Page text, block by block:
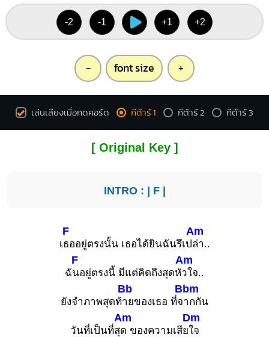
-2 -1 +1 +2
- font size +
เล่นเสียงเมื่อกดคอร์ด กีต้าร์ 1 กีต้าร์ 2 กีต้าร์ 3
[ Original Key ]
INTRO : | F|
เ
F
ธออยู่ตรงนั้น เธอได้ยินฉันรึเป
Am
ล่า..
ฉั
F
นอยู่ตรงนี้ มีแต่คิดถึงสุดหั
Am
วใจ..
ยังจำภาพสุดท้
Bb
ายของเธอ ที่จ
Bbm
ากกัน
วันที่เป็นที่สุ
Am
ด ของความเสีย
Dm
ใจ